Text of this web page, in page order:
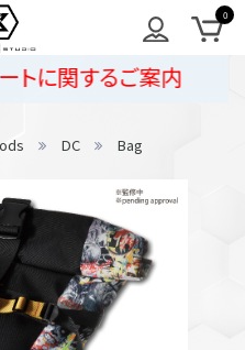
関するご案内
DC Bag